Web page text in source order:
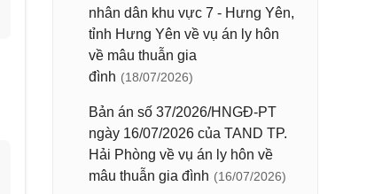
nhân dân khu vực 7 - Hưng Yên,
tỉnh Hưng Yên về vụ án ly hôn
về mâu thuẫn gia
đình (18/07/2026)
Bản án số 37/2026/HNGĐ-PT
ngày 16/07/2026 của TAND TP.
Hải Phòng về vụ án ly hôn về
mâu thuẫn gia đình (16/07/2026)